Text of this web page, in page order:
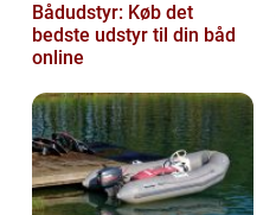
Bådudstyr: Køb det
bedste udstyr til din båd
online